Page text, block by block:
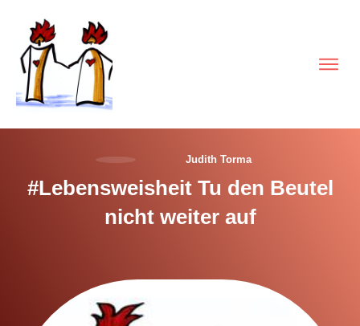
Judith Torma
#Lebensweisheit Tu den Beutel
nicht weiter auf